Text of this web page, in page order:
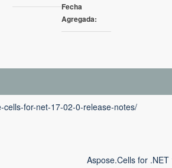
Fecha
Agregada:
for-net-17-02-0-release-notes/
Aspose.Cells for